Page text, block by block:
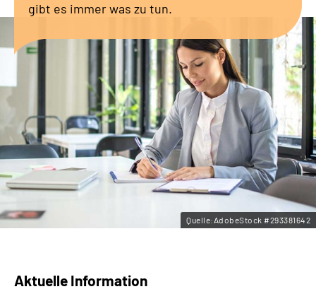
Zuweisende &
Leichte Sprache
Gebärdensprache
gibt es immer was zu tun.
Quelle:AdobeStock #293381642
Aktuelle Information